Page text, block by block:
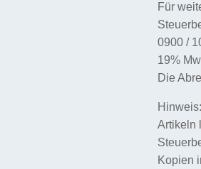
Für
0900 /
19%
Die
Artikeln
Kopien